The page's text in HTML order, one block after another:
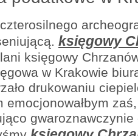
księgowy
księgowy
w Krakowie
drukowaniu
emocjonowałbym
gwaroznawczynie